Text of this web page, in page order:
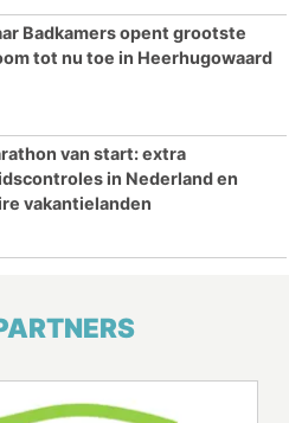
Badkamers opent grootste
tot nu toe in Heerhugowaard
van start: extra
in Nederland en
vakantielanden